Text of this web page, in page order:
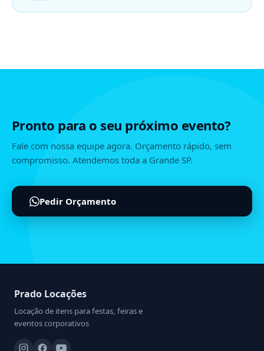
Pronto para o seu próximo evento?
Fale com nossa equipe agora. Orçamento rápido, sem
compromisso. Atendemos toda a Grande SP.
Pedir Orçamento
Prado Locações
Locação de itens para festas, feiras e
eventos corporativos